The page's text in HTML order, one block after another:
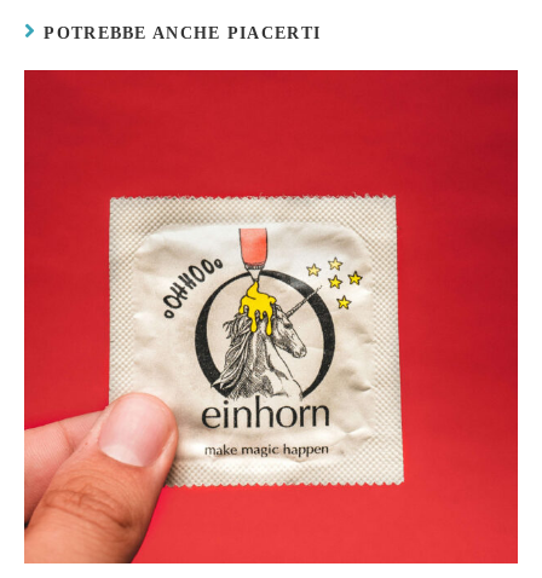
POTREBBE ANCHE PIACERTI